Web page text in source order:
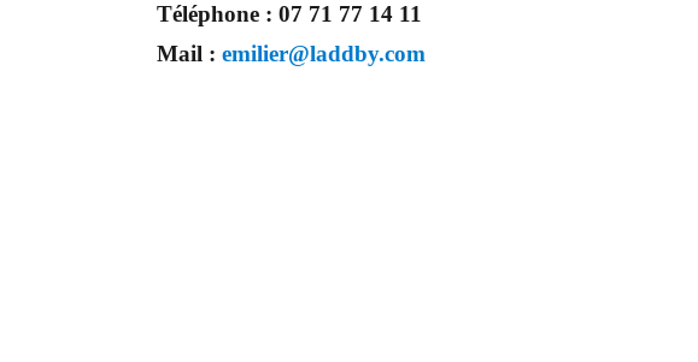
Téléphone :07 71 77 14 11
Mail :emilier@laddby.com